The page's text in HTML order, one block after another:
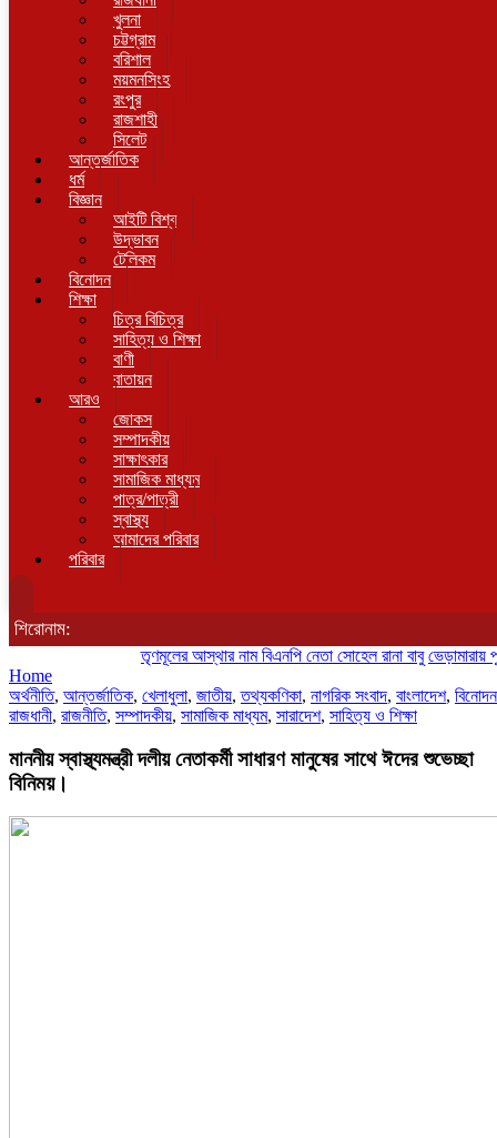
খুলনা
চট্টগ্রাম
বরিশাল
ময়মনসিংহ
রংপুর
রাজশাহী
সিলেট
আন্তর্জাতিক
ধর্ম
বিজ্ঞান
আইটি বিশ্ব
উদ্ভাবন
টেলিকম
বিনোদন
শিক্ষা
চিত্র বিচিত্র
সাহিত্য ও শিক্ষা
বাণী
বাতায়ন
আরও
জোকস
সম্পাদকীয়
সাক্ষাৎকার
সামাজিক মাধ্যম
পাত্র/পাত্রী
স্বাস্থ্য
আমাদের পরিবার
পরিবার
শিরোনাম:
তৃণমূলের আস্থার নাম বিএনপি নেতা সোহেল রানা বাবু ভেড়ামারায়
Home
অর্থনীতি, আন্তর্জাতিক, খেলাধুলা, জাতীয়,তথ্যকণিকা, নাগরিক সংবাদ, বাংলাদেশ, বিনোদন
রাজধানী, রাজনীতি, সম্পাদকীয়, সামাজিক মাধ্যম, সারাদেশ, সাহিত্য ও শিক্ষা
মাননীয় স্বাস্থ্যমন্ত্রী দলীয় নেতাকর্মী সাধারণ মানুষের সাথে ঈদের শুভেচ্ছা
বিনিময়।